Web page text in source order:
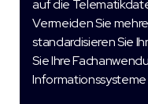
auf die
Vermeiden Sie
standardisieren Sie
Sie Ihre